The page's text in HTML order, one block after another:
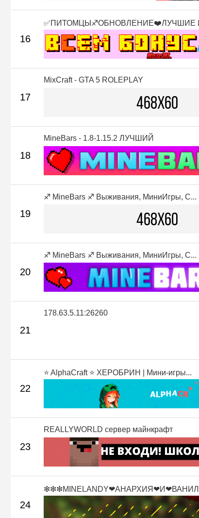
16
✅ПИТОМЦЫ♐ОБНОВЛЕНИЕ❤️ЛУЧШИЕ
17
MixCraft - GTA 5 ROLEPLAY
18
MineBars - 1.8-1.15.2 ЛУЧШИЙ
19
♐ MineBars ♐ Выживания, МиниИгры, С...
20
♐ MineBars ♐ Выживания, МиниИгры, С...
21
178.63.5.11:26260
22
⭐ AlphaCraft ⭐ ХЕРОБРИН | Мини-игры...
23
REALLYWORLD сервер майнкрафт
24